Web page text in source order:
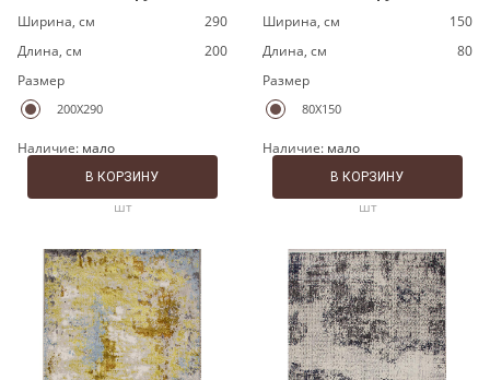
Ширина, cм
290
Длина, cм
200
Размер
200X290
Наличие: мало
шт
В КОРЗИНУ
Ширина, cм
150
Длина, cм
80
Размер
80X150
Наличие: мало
шт
В КОРЗИНУ